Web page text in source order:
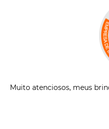
Muito atenciosos, meus